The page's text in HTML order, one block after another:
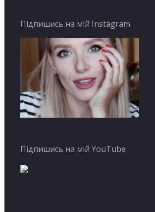
Підпишись на мій Instagram
Підпишись на мій YouTube